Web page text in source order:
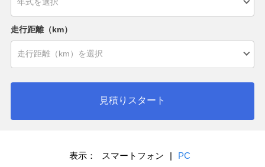
走行距離（km）
見積りスタート
表示： スマートフォン | PC